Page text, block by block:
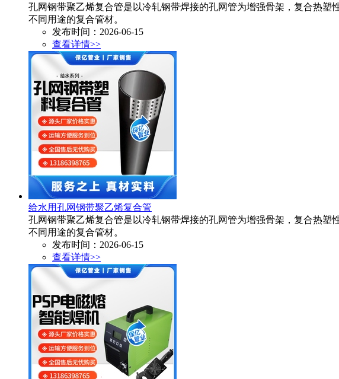
孔网钢带聚乙烯复合管是以冷轧钢带焊接的孔网管为增强骨架，复合热
不同用途的复合管材。​
发布时间：2026-06-15
查看详情>>
给水用孔网钢带聚乙烯复合管
孔网钢带聚乙烯复合管是以冷轧钢带焊接的孔网管为增强骨架，复合热
不同用途的复合管材。​
发布时间：2026-06-15
查看详情>>